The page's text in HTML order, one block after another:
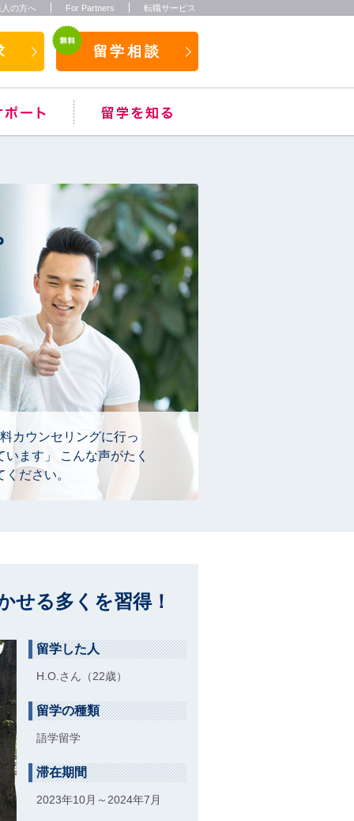
人の方へ For Partners 転職サービス
留学相談
カウンセリングに行っ
ます」 こんな声がたく
ださい。
る多くを習得！
留学した人
H.O.さん（22歳）
留学の種類
語学留学
滞在期間
2023年10月～2024年7月